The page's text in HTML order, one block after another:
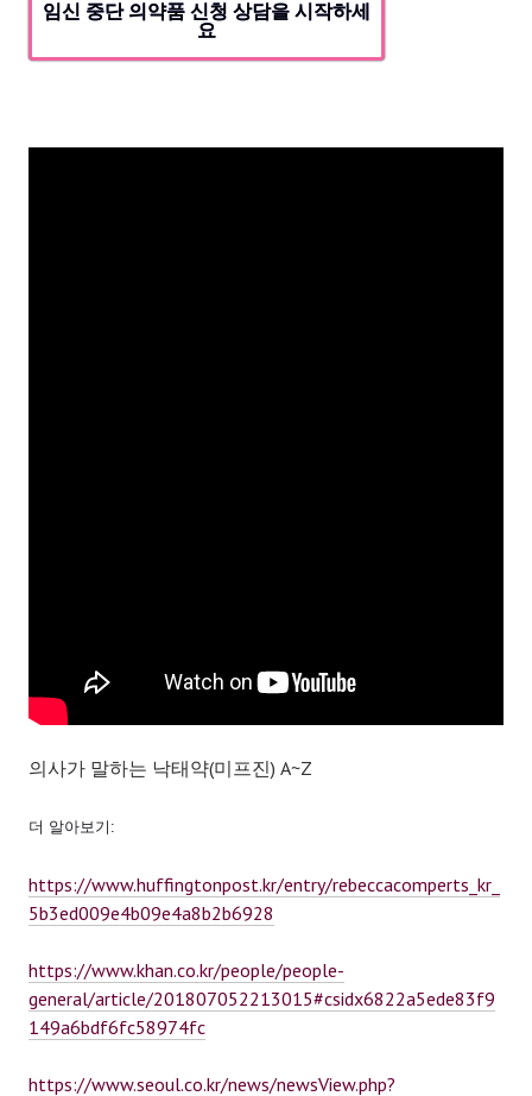
임신 중단 의약품 신청 상담을 시작하세
요
의사가 말하는 낙태약(미프진) A~Z
더 알아보기:
https://www.huffingtonpost.kr/entry/rebeccacomperts_kr_
5b3ed009e4b09e4a8b2b6928
https://www.khan.co.kr/people/people-
general/article/201807052213015#csidx6822a5ede83f9
149a6bdf6fc58974fc
https://www.seoul.co.kr/news/newsView.php?